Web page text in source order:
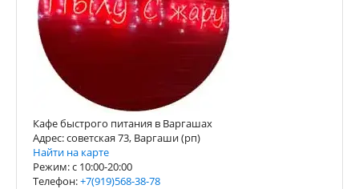
Кафе быстрого питания в Варгашах
Адрес: советская 73, Варгаши (рп)
Найти на карте
Режим: с 10:00-20:00
Телефон:+7(919)568-38-78